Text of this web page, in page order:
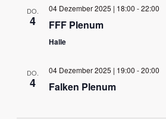
DO.
4
04 Dezember 2025 | 18:00 -22:00
FFF Plenum
Halle
DO.
4
04 Dezember 2025 | 19:00 -20:00
Falken Plenum